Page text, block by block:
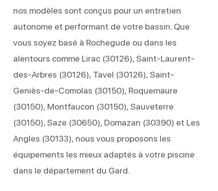
nos modèles sont conçus pour un entretien
autonome et performant de votre bassin. Que
vous soyez basé à Rochegude ou dans les
alentours comme Lirac (30126), Saint-Laurent-
des-Arbres (30126), Tavel (30126), Saint-
Geniès-de-Comolas (30150), Roquemaure
(30150), Montfaucon (30150), Sauveterre
(30150), Saze (30650), Domazan (30390) et Les
Angles (30133), nous vous proposons les
équipements les mieux adaptés à votre piscine
dans le département du Gard.